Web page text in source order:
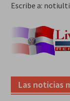
Escribe a:
Las noticias